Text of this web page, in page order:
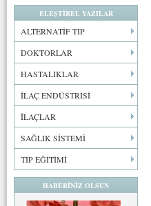
ELEŞTİREL YAZILAR
ALTERNATİF TIP
DOKTORLAR
HASTALIKLAR
İLAÇ ENDÜSTRİSİ
İLAÇLAR
SAĞLIK SİSTEMİ
TIP EĞİTİMİ
HABERİNİZ OLSUN